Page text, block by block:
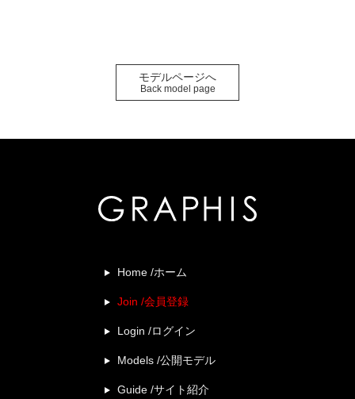
モデルページへ
Back model page
Home /ホーム
Join /会員登録
Login /ログイン
Models /公開モデル
Guide /サイト紹介